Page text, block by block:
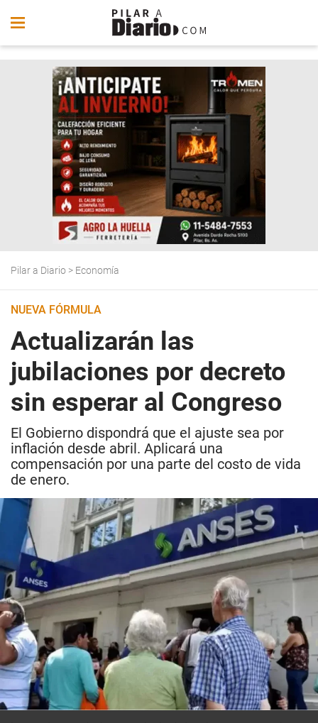
Pilar a Diario > Economía
NUEVA FÓRMULA
Actualizarán las
jubilaciones por decreto
sin esperar al Congreso
El Gobierno dispondrá que el ajuste sea por
inflación desde abril. Aplicará una
compensación por una parte del costo de vida
de enero.